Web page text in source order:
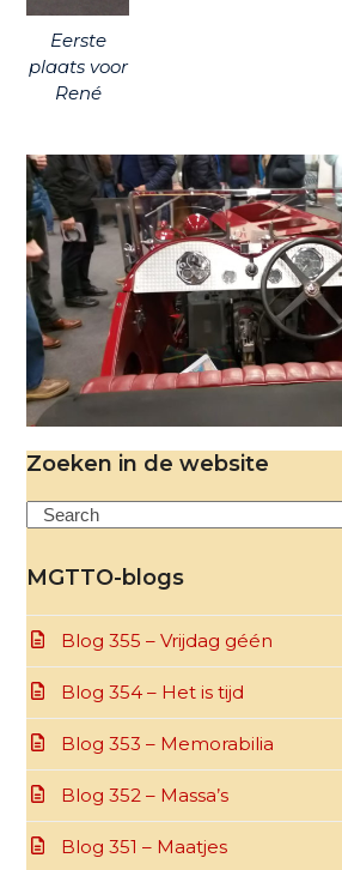
Eerste
plaats voor
René
Zoeken in de website
Search
MGTTO-blogs
Blog 355 – Vrijdag géén
Blog 354 – Het is tijd
Blog 353 – Memorabilia
Blog 352 – Massa’s
Blog 351 – Maatjes